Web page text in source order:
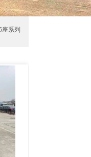
座系列